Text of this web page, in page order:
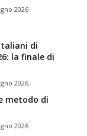
2026
di
la finale di
2026
metodo di
2026